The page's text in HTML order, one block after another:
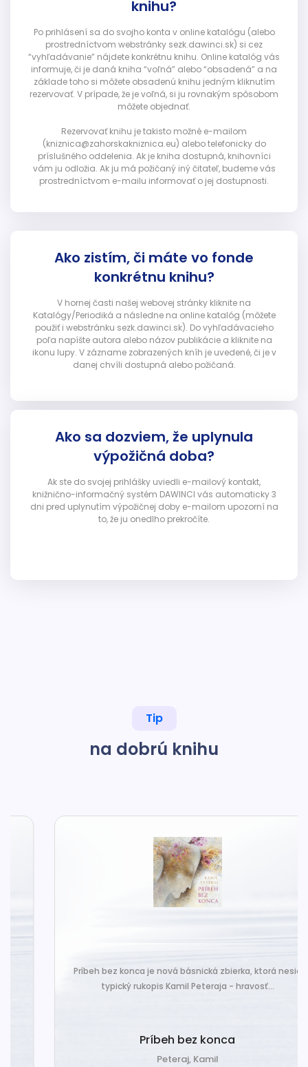
knihu?
Po prihlásení sa do svojho konta v online katalógu (alebo
prostredníctvom webstránky sezk.dawinci.sk) si cez
“vyhľadávanie” nájdete konkrétnu knihu. Online katalóg vás
informuje, či je daná kniha “voľná” alebo “obsadená” a na
základe toho si môžete obsadenú knihu jedným kliknutím
rezervovať. V prípade, že je voľná, si ju rovnakým spôsobom
môžete objednať.
Rezervovať knihu je takisto možné e-mailom
(kniznica@zahorskakniznica.eu) alebo telefonicky do
príslušného oddelenia. Ak je kniha dostupná, knihovníci
vám ju odložia. Ak ju má požičaný iný čitateľ, budeme vás
prostredníctvom e-mailu informovať o jej dostupnosti.
Ako zistím, či máte vo fonde
konkrétnu knihu?
V hornej časti našej webovej stránky kliknite na
Katalógy/Periodiká a následne na online katalóg (môžete
použiť i webstránku sezk.dawinci.sk). Do vyhľadávacieho
poľa napíšte autora alebo názov publikácie a kliknite na
ikonu lupy. V zázname zobrazených kníh je uvedené, či je v
danej chvíli dostupná alebo požičaná.
Ako sa dozviem, že uplynula
výpožičná doba?
Ak ste do svojej prihlášky uviedli e-mailový kontakt,
knižnično-informačný systém DAWINCI vás automaticky 3
dni pred uplynutím výpožičnej doby e-mailom upozorní na
to, že ju onedlho prekročíte.
Tip
na dobrú knihu
Príbeh bez konca je nová básnická zbierka, ktorá nesie
typický rukopis Kamil Peteraja - hravosť...
Príbeh bez konca
Peteraj, Kamil